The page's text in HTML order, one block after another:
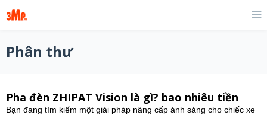
Phân thư
Pha đèn ZHIPAT Vision là gì? bao nhiêu tiền
Bạn đang tìm kiếm một giải pháp nâng cấp ánh sáng cho chiếc xe